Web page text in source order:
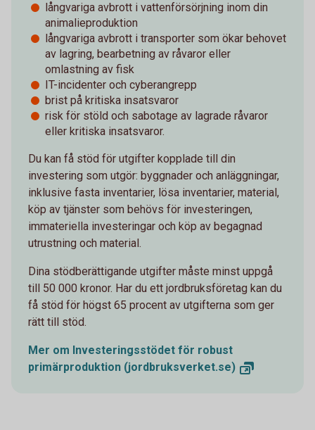
långvariga avbrott i vattenförsörjning inom din
animalieproduktion
långvariga avbrott i transporter som ökar behovet
av lagring, bearbetning av råvaror eller
omlastning av fisk
IT-incidenter och cyberangrepp
brist på kritiska insatsvaror
risk för stöld och sabotage av lagrade råvaror
eller kritiska insatsvaror.
Du kan få stöd för utgifter kopplade till din
investering som utgör: byggnader och anläggningar,
inklusive fasta inventarier, lösa inventarier, material,
köp av tjänster som behövs för investeringen,
immateriella investeringar och köp av begagnad
utrustning och material.
Dina stödberättigande utgifter måste minst uppgå
till 50 000 kronor. Har du ett jordbruksföretag kan du
få stöd för högst 65 procent av utgifterna som ger
rätt till stöd.
Mer om Investeringsstödet för robust
primärproduktion (jordbruksverket.se)